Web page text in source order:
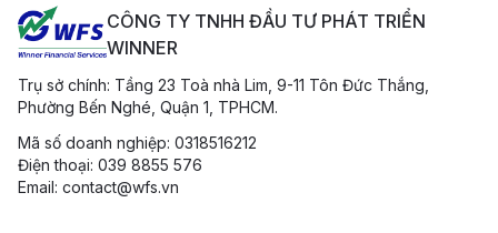
CÔNG TY TNHH ĐẦU TƯ PHÁT TRIỂN
WINNER
Trụ sở chính: Tầng 23 Toà nhà Lim, 9-11 Tôn Đức Thắng,
Phường Bến Nghé, Quận 1, TPHCM.
Mã số doanh nghiệp: 0318516212
Điện thoại: 039 8855 576
Email: contact@wfs.vn